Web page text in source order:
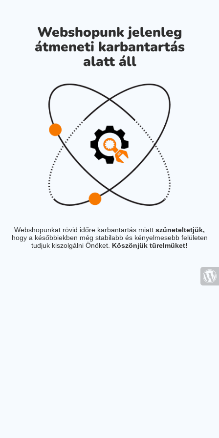
Webshopunk jelenleg
átmeneti karbantartás
alatt áll
Webshopunkat rövid időre karbantartás miatt szüneteltetjük,
hogy a későbbiekben még stabilabb és kényelmesebb felületen
tudjuk kiszolgálni Önöket. Köszönjük türelmüket!